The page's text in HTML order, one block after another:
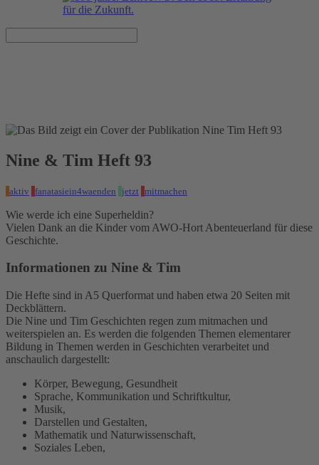
Nine & Tim Heft 93
aktiv fanatasiein4waenden jetzt mitmachen
Wie werde ich eine Superheldin?
Vielen Dank an die Kinder vom AWO-Hort Abenteuerland für diese
Geschichte.
Informationen zu Nine & Tim
Die Hefte sind in A5 Querformat und haben etwa 20 Seiten mit
Deckblättern.
Die Nine und Tim Geschichten regen zum mitmachen und
weiterspielen an. Es werden die folgenden Themen elementarer
Bildung in Themen werden in Geschichten verarbeitet und
anschaulich dargestellt:
Körper, Bewegung, Gesundheit
Sprache, Kommunikation und Schriftkultur,
Musik,
Darstellen und Gestalten,
Mathematik und Naturwissenschaft,
Soziales Leben,